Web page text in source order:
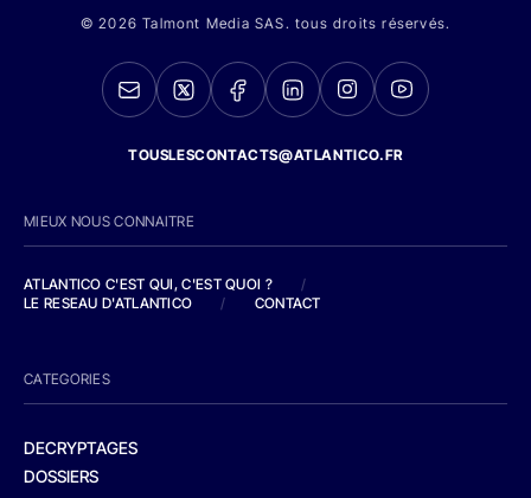
© 2026 Talmont Media SAS. tous droits réservés.
TOUSLESCONTACTS@ATLANTICO.FR
MIEUX NOUS CONNAITRE
ATLANTICO C'EST QUI, C'EST QUOI ?
/
LE RESEAU D'ATLANTICO
/ CONTACT
CATEGORIES
DECRYPTAGES
DOSSIERS